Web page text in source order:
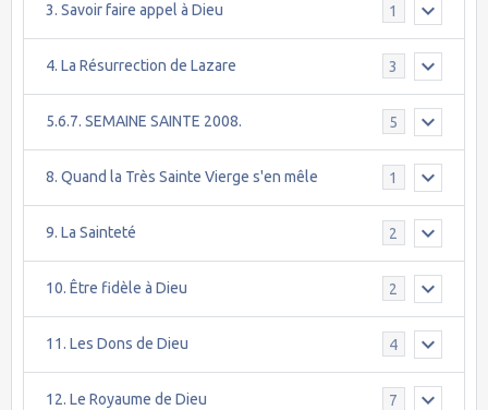
3. Savoir faire appel à Dieu 1
4. La Résurrection de Lazare 3
5.6.7. SEMAINE SAINTE 2008. 5
8. Quand la Très Sainte Vierge s'en mêle 1
9. La Sainteté 2
10. Être fidèle à Dieu 2
11. Les Dons de Dieu 4
12. Le Royaume de Dieu 7